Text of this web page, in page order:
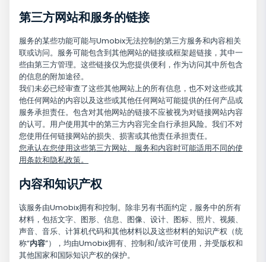
第三方网站和服务的链接
服务的某些功能可能与Umobix无法控制的第三方服务和内容相关
联或访问。服务可能包含到其他网站的链接或框架超链接，其中一
些由第三方管理。这些链接仅为您提供便利，作为访问其中所包含
的信息的附加途径。
我们未必已经审查了这些其他网站上的所有信息，也不对这些或其
他任何网站的内容以及这些或其他任何网站可能提供的任何产品或
服务承担责任。包含对其他网站的链接不应被视为对链接网站内容
的认可。用户使用其中的第三方内容完全自行承担风险。我们不对
您使用任何链接网站的损失、损害或其他责任承担责任。
您承认在您使用这些第三方网站、服务和内容时可能适用不同的使
用条款和隐私政策。
内容和知识产权
该服务由Umobix拥有和控制。除非另有书面约定，服务中的所有
材料，包括文字、图形、信息、图像、设计、图标、照片、视频、
声音、音乐、计算机代码和其他材料以及这些材料的知识产权（统
称“内容”），均由Umobix拥有、控制和/或许可使用，并受版权和
其他国家和国际知识产权的保护。